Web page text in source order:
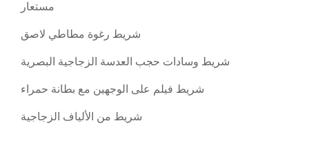
مستعار
شريط رغوة مطاطي لاصق
شريط وسادات حجب العدسة الزجاجية البصرية
شريط فيلم على الوجهين مع بطانة حمراء
شريط من الألياف الزجاجية